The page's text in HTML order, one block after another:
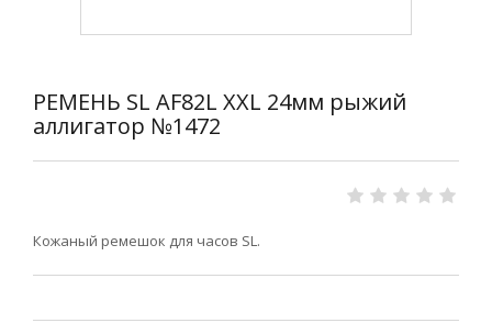
РЕМЕНЬ SL AF82L XXL 24мм рыжий
аллигатор №1472
Кожаный ремешок для часов SL.